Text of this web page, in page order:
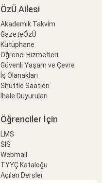
ÖzÜ Ailesi
Akademik Takvim
GazeteÖzÜ
Kütüphane
Öğrenci Hizmetleri
Güvenli Yaşam ve Çevre
İş Olanakları
Shuttle Saatleri
İhale Duyuruları
Öğrenciler İçin
LMS
SIS
Webmail
TYYÇ Kataloğu
Açılan Dersler